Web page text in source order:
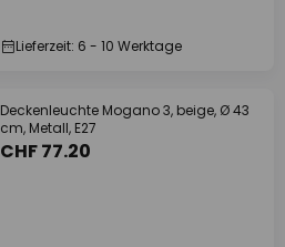
Lieferzeit: 6 - 10 Werktage
Deckenleuchte Mogano 3, beige, Ø 43
cm, Metall, E27
CHF 77.20